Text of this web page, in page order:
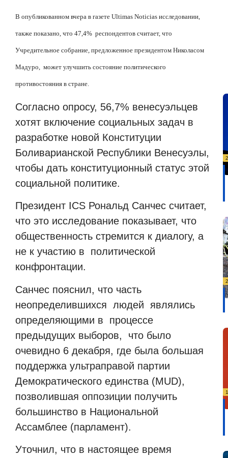
В опубликованном вчера в газете Ultimas Noticias исследовании,
также показано, что 47,4% респондентов считает, что
Учредительное собрание, предложенное президентом Николасом
Мадуро, может улучшить состояние политического
противостояния в стране.
Согласно опросу, 56,7% венесуэльцев
хотят включение социальных задач в
разработке новой Конституции
Боливарианской Республики Венесуэлы,
чтобы дать конституционный статус этой
социальной политике.
Президент ICS Рональд Санчес считает,
что это исследование показывает, что
общественность стремится к диалогу, а
не к участию в
политической
конфронтации.
Санчес пояснил, что часть
неопределившихся людей
являлись
определяющими в
процессе
предыдущих выборов,
что было
очевидно 6 декабря, где была большая
поддержка ультраправой партии
Демократического единства (MUD),
позволившая оппозиции получить
большинство в Национальной
Ассамблее (парламент).
Уточнил, что в настоящее время